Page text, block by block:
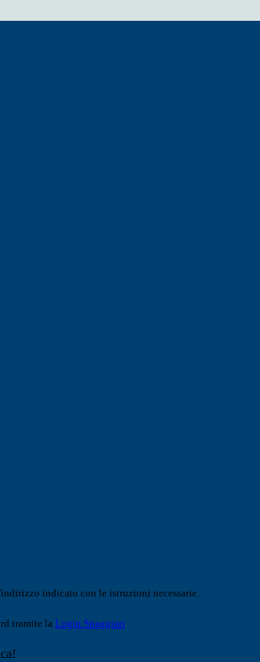
indicato con le istruzioni necessarie.
tramite la Login Spaggiari